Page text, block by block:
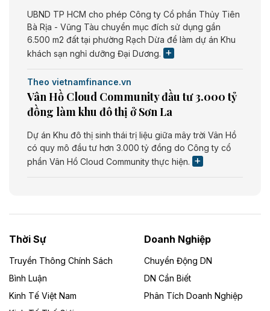
UBND TP HCM cho phép Công ty Cổ phần Thủy Tiên
Bà Rịa - Vũng Tàu chuyển mục đích sử dụng gần
6.500 m2 đất tại phường Rạch Dừa để làm dự án Khu
khách sạn nghỉ dưỡng Đại Dương.
Theo vietnamfinance.vn
Vân Hồ Cloud Community đầu tư 3.000 tỷ
đồng làm khu đô thị ở Sơn La
Dự án Khu đô thị sinh thái trị liệu giữa mây trời Vân Hồ
có quy mô đầu tư hơn 3.000 tỷ đồng do Công ty cổ
phần Vân Hồ Cloud Community thực hiện.
Dự án Nhà máy xử lý rác và phát điện Bắc Giang do
Công ty TNHH Năng lượng môi trường Bắc Giang làm
Theo vietnamfinance.vn
Thời Sự
Truyền Thông Chính Sách
Bình Luận
Kinh Tế Việt Nam
Doanh Nghiệp
Chuyển Động DN
DN Cần Biết
Phân Tích Doanh Nghiệp